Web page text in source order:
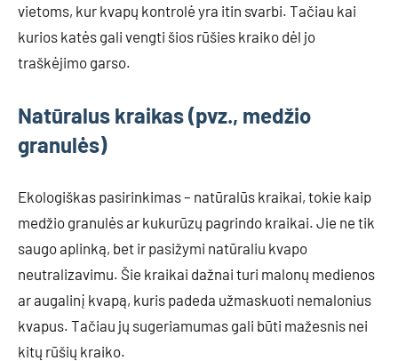
vietoms, kur kvapų kontrolė yra itin svarbi. Tačiau kai
kurios katės gali vengti šios rūšies kraiko dėl jo
traškėjimo garso.
Natūralus kraikas (pvz., medžio
granulės)
Ekologiškas pasirinkimas – natūralūs kraikai, tokie kaip
medžio granulės ar kukurūzų pagrindo kraikai. Jie ne tik
saugo aplinką, bet ir pasižymi natūraliu kvapo
neutralizavimu. Šie kraikai dažnai turi malonų medienos
ar augalinį kvapą, kuris padeda užmaskuoti nemalonius
kvapus. Tačiau jų sugeriamumas gali būti mažesnis nei
kitų rūšių kraiko.